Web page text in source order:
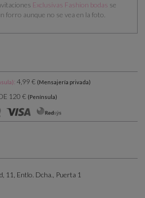
Exclusivas Fashion bodas se
forro aunque no se vea en la foto.
: 4,99 € (Mensajería privada)
120 € (Península)
11, Entlo. Dcha., Puerta 1